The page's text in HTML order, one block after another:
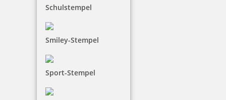
Schulstempel
Smiley-Stempel
Sport-Stempel